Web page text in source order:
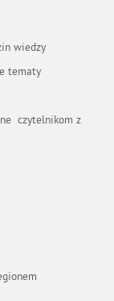
wiedzy
czytelnikom z